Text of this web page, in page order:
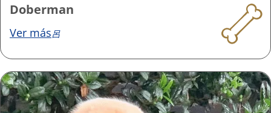
Doberman
Ver más